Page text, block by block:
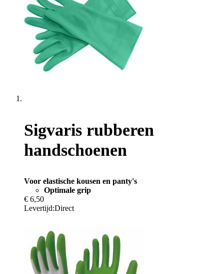
Sigvaris rubberen
handschoenen
Voor elastische kousen en panty's
Optimale grip
€ 6,50
Levertijd:Direct